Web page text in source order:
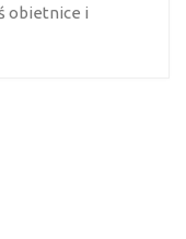
obietnice i